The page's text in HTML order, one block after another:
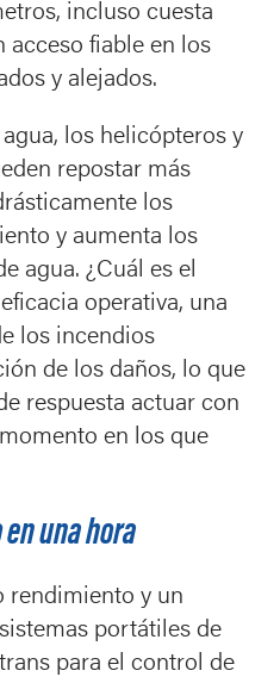
incluso cuesta
acceso fiable en los
y alejados.
los helicópteros y
repostar más
los
y aumenta los
agua. ¿Cuál es el
operativa, una
los incendios
de los daños, lo que
respuesta actuar con
en los que
una hora
rendimiento y un
portátiles de
para el control de